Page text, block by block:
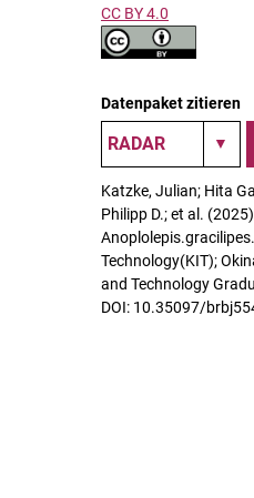
CC BY 4.0
Datenpaket zitieren
Katzke, Julian; Hita
Philipp D.; et al.
Technology(KIT);
and Technology
DOI: 10.35097/